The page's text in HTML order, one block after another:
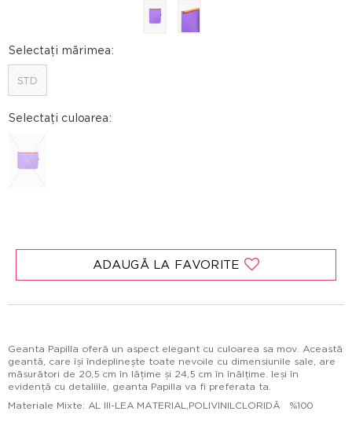
Selectați mărimea:
STD
Selectați culoarea:
ADAUGĂ LA FAVORITE
Geanta Papilla oferă un aspect elegant cu culoarea sa mov. Această
geantă, care își îndeplinește toate nevoile cu dimensiunile sale, are
măsurători de 20,5 cm în lățime și 24,5 cm în înălțime. Ieși în
evidență cu detaliile, geanta Papilla va fi preferata ta.
Materiale Mixte: AL III-LEA MATERIAL,POLIVINILCLORIDĂ %100